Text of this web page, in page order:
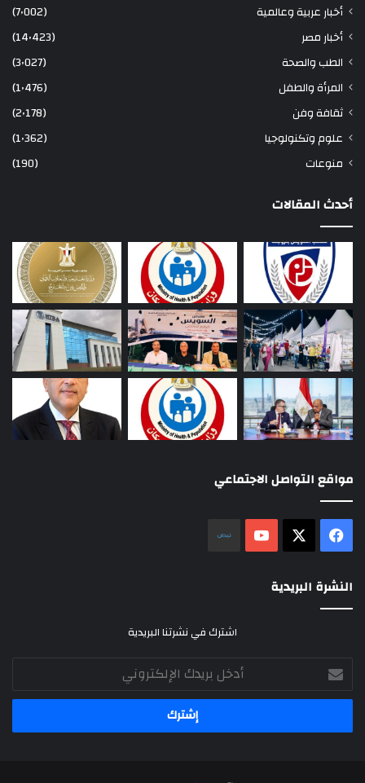
أخبار عربية وعالمية
(7٬002)
أخبار مصر
(14٬423)
الطب والصحة
(3٬027)
المرأة والطفل
(1٬476)
ثقافة وفن
(2٬178)
علوم وتكنولوجيا
(1٬362)
منوعات
(190)
أحدث المقالات
مواقع التواصل الاجتماعي
فيسبوك ‫YouTube
النشرة البريدية
اشترك في نشرتنا البريدية
أدخل
بريدك
الإلكتروني